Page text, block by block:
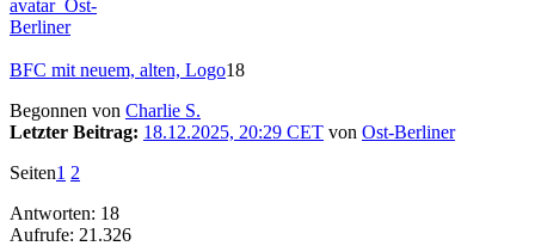
BFC mit neuem, alten, Logo18
Begonnen von Charlie S.
Letzter Beitrag: 18.12.2025, 20:29 CET von Ost-Berliner
Seiten1 2
Antworten: 18
Aufrufe: 21.326